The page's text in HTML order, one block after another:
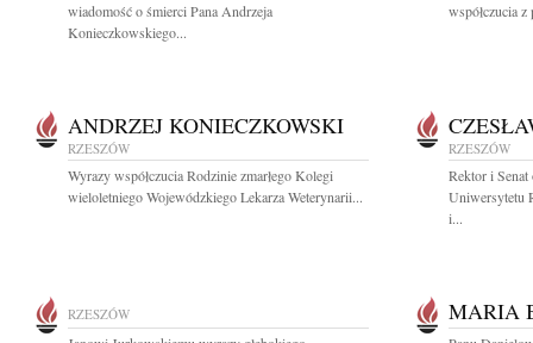
wiadomość o śmierci Pana Andrzeja
Konieczkowskiego...
współczucia
ANDRZEJ KONIECZKOWSKI
RZESZÓW
Wyrazy współczucia Rodzinie zmarłego Kolegi
wieloletniego Wojewódzkiego Lekarza Weterynarii...
RZESZÓW
Rektor i Senat
Uniwersytetu
i...
RZESZÓW MARIA